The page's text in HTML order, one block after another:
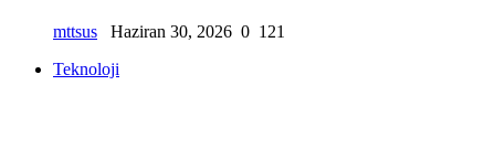
mttsus Haziran 30, 2026 0 121
Teknoloji